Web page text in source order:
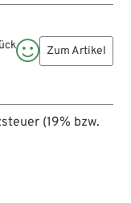
 Zum Artikel
(19% bzw.